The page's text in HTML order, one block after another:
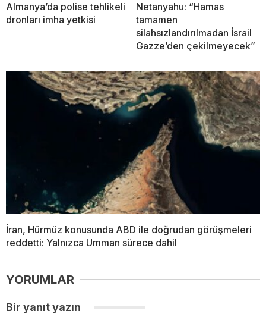
Almanya’da polise tehlikeli
dronları imha yetkisi
Netanyahu: “Hamas
tamamen
silahsızlandırılmadan İsrail
Gazze’den çekilmeyecek”
İran, Hürmüz konusunda ABD ile doğrudan görüşmeleri
reddetti: Yalnızca Umman sürece dahil
YORUMLAR
Bir yanıt yazın